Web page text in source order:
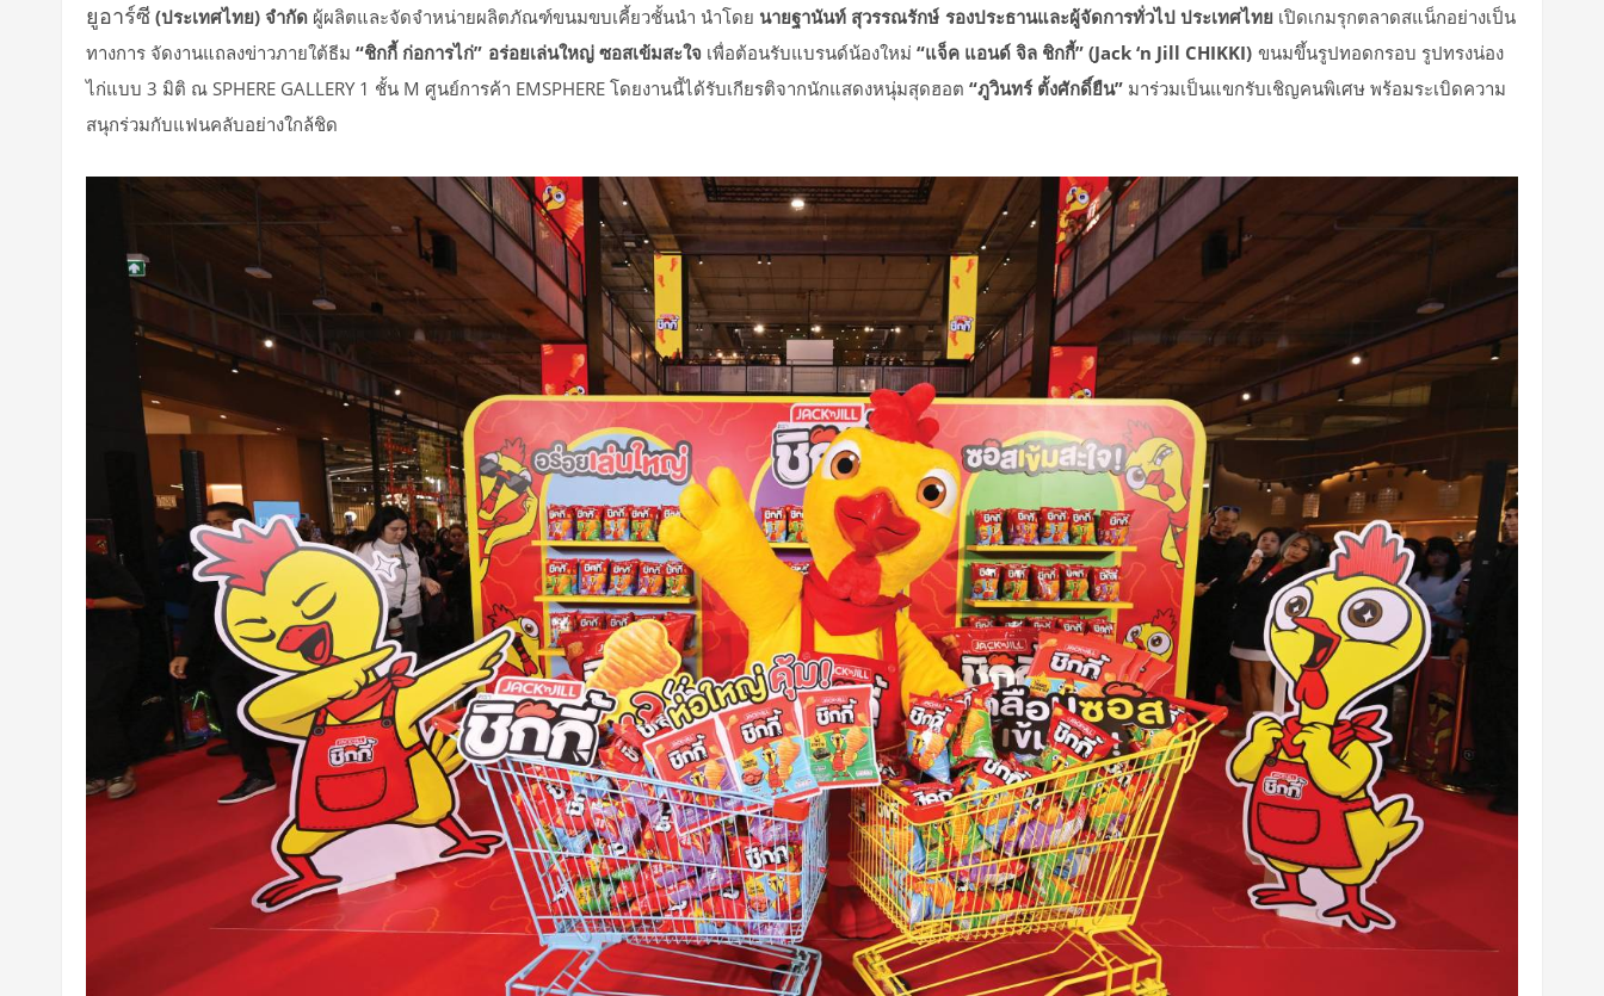
ยูอาร์ซี (ประเทศไทย) จำกัด ผู้ผลิตและจัดจำหน่ายผลิตภัณฑ์ขนมขบเคี้ยวชั้นนำ นำโดย นายฐานันท์ สุวรรณรักษ์ รองประธานและผู้จัดการทั่วไป ประเทศไทย เปิดเกมรุกตลาดสแน็กอย่างเป็น
ทางการ จัดงานแถลงข่าวภายใต้ธีม “ชิกกี้ ก่อการไก่” อร่อยเล่นใหญ่ ซอสเข้มสะใจ เพื่อต้อนรับแบรนด์น้องใหม่ “แจ็ค แอนด์ จิล ชิกกี้” (Jack ‘n Jill CHIKKI) ขนมขึ้นรูปทอดกรอบ รูปทรงน่อง
ไก่แบบ 3 มิติ ณ SPHERE GALLERY 1 ชั้น M ศูนย์การค้า EMSPHERE โดยงานนี้ได้รับเกียรติจากนักแสดงหนุ่มสุดฮอต “ภูวินทร์ ตั้งศักดิ์ยืน” มาร่วมเป็นแขกรับเชิญคนพิเศษ พร้อมระเบิดความ
สนุกร่วมกับแฟนคลับอย่างใกล้ชิด